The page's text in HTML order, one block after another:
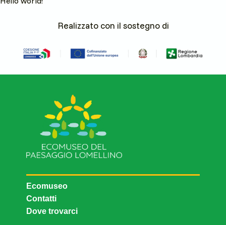
Realizzato con il sostegno di
Ecomuseo
Contatti
Dove trovarci